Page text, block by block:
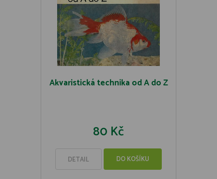
Akvaristická technika od A do Z
80 Kč
DETAIL DO KOŠÍKU